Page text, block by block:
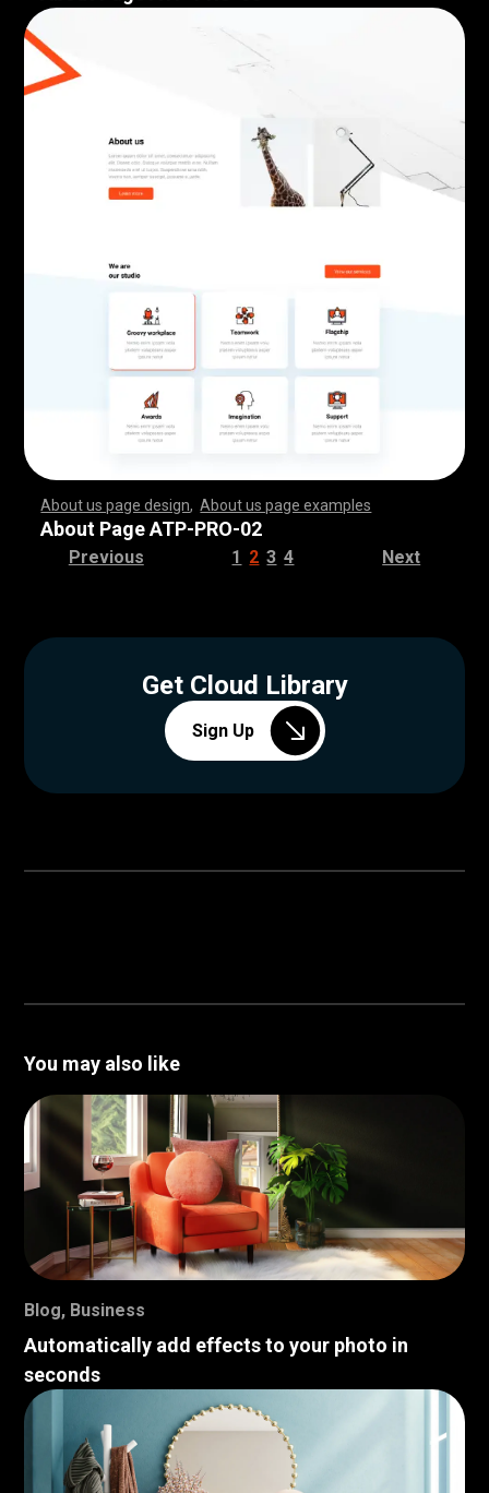
About us page design ,About us page examples
,,,,,,,,,,,,,,,,,,,,,,,, ,,,,,,,,,,,,,,,,,,,,,,,,,,,
,,,,,,,,,,,,,,,,,,,,,,,, ,,,,,,,,,,,,,,,,,,,,,,,,,,,
,,,,,,,,,,,,,,,,,,,,,,,, ,,,,,,,,,,,,,,,,,,,,,,,,,,,
,,,,,,,,,,,,,,,,,,,,,,,, ,,,,,,,,,,,,,,,,,,,,,,,,,,,
,,,,,,,,,,,,,,,,,,,,,,,, ,,,,,,,,,,,,,,,,,,,,,,,,,,,
,,,,,,,,,,,,,,,,,,,,,,,, ,,,,,,,,,,,,,,,,,,,,,,,,,,,
,,,,,,,,,,,,,,,,,,,,,,,, ,,,,,,,,,,,,,,,,,,,,,,,,,,,
,,,,,,,,,,,,,,,,,,,,,,,, ,,,,,,,,,,,,
About Page ATP-PRO-02
Previous 1 2 3 4 Next
Get Cloud Library
Sign Up
You may also like
Blog, Business
Automatically add effects to your photo in
seconds